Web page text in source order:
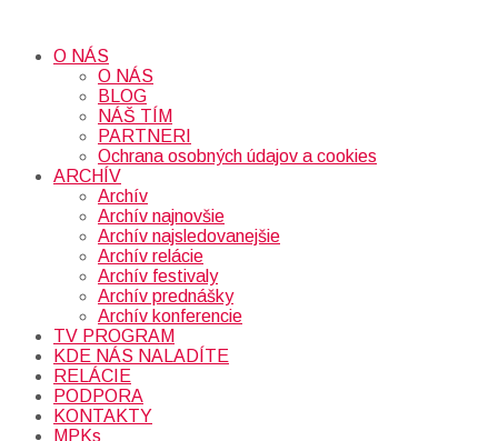
O NÁS
O NÁS
BLOG
NÁŠ TÍM
PARTNERI
Ochrana osobných údajov a cookies
ARCHÍV
Archív
Archív najnovšie
Archív najsledovanejšie
Archív relácie
Archív festivaly
Archív prednášky
Archív konferencie
TV PROGRAM
KDE NÁS NALADÍTE
RELÁCIE
PODPORA
KONTAKTY
MPKs